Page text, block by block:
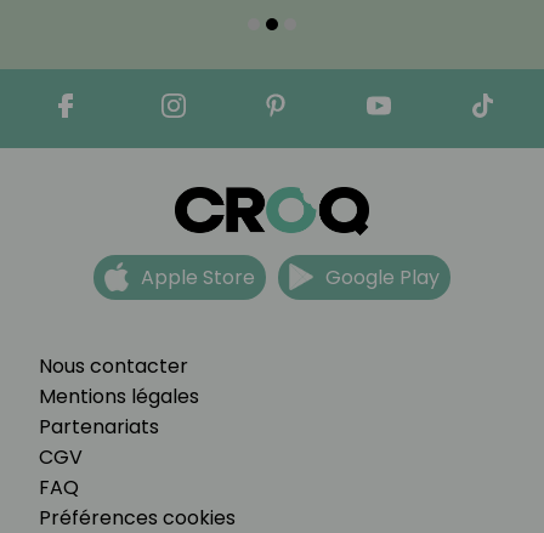
Nous contacter
Mentions légales
Partenariats
CGV
FAQ
Préférences cookies
Apple Store Google Play